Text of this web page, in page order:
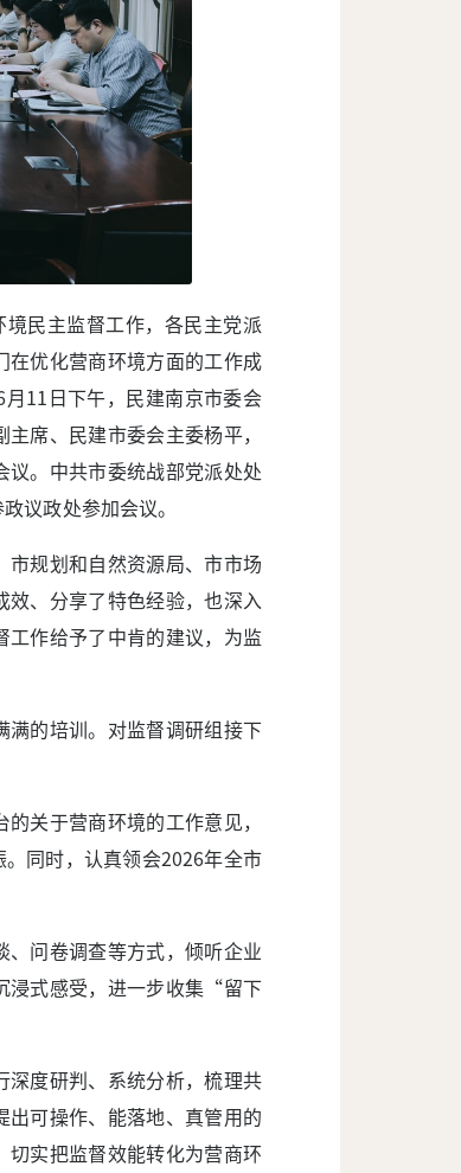
民主监督工作，各民主党派
在优化营商环境方面的工作成
11日下午，民建南京市委会
席、民建市委会主委杨平，
。中共市委统战部党派处处
议政处参加会议。
规划和自然资源局、市市场
、分享了特色经验，也深入
作给予了中肯的建议，为监
的培训。对监督调研组接下
关于营商环境的工作意见，
同时，认真领会2026年全市
问卷调查等方式，倾听企业
浸式感受，进一步收集“留下
深度研判、系统分析，梳理共
可操作、能落地、真管用的
实把监督效能转化为营商环